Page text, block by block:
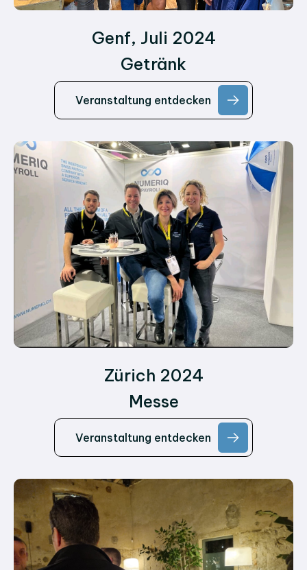
Genf, Juli 2024
Getränk
Veranstaltung entdecken
Zürich 2024
Messe
Veranstaltung entdecken